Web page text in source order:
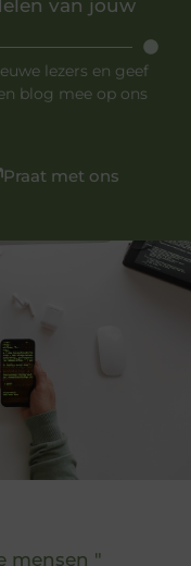
van jouw
lezers en geef
blog mee op ons
Praat met ons
mensen "